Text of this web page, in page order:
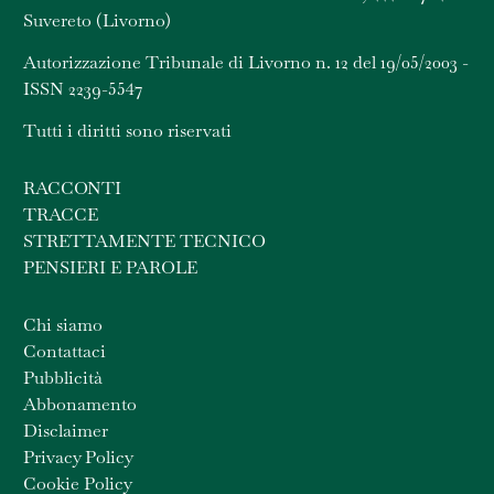
Suvereto (Livorno)
Autorizzazione Tribunale di Livorno n. 12 del 19/05/2003 -
ISSN 2239-5547
Tutti i diritti sono riservati
RACCONTI
TRACCE
STRETTAMENTE TECNICO
PENSIERI E PAROLE
Chi siamo
Contattaci
Pubblicità
Abbonamento
Disclaimer
Privacy Policy
Cookie Policy